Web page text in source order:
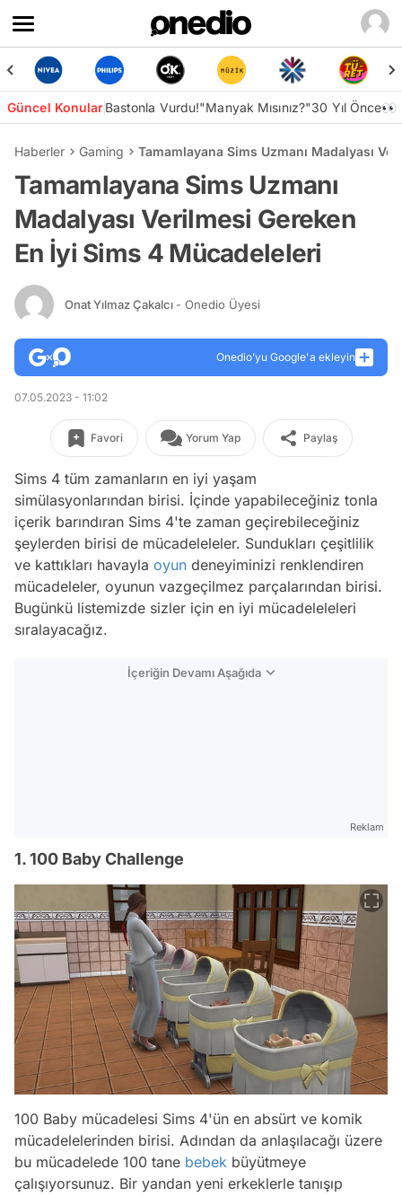
Güncel KonularBastonla Vurdu!"Manyak Mısınız?"30 Yıl Önce👀
Haberler Gaming Tamamlayana Sims Uzmanı Madalyası
Tamamlayana Sims Uzmanı
Madalyası Verilmesi Gereken
En İyi Sims 4 Mücadeleleri
Onat Yılmaz Çakalcı - Onedio Üyesi
Onedio’yu Google'a ekleyin
07.05.2023 - 11:02
Favori Yorum Yap Paylaş
Sims 4 tüm zamanların en iyi yaşam
simülasyonlarından birisi. İçinde yapabileceğiniz tonla
içerik barındıran Sims 4'te zaman geçirebileceğiniz
şeylerden birisi de mücadeleleler. Sundukları çeşitlilik
ve kattıkları havayla oyun deneyiminizi renklendiren
mücadeleler, oyunun vazgeçilmez parçalarından birisi.
Bugünkü listemizde sizler için en iyi mücadeleleleri
sıralayacağız.
İçeriğin Devamı Aşağıda
Reklam
1. 100 Baby Challenge
100 Baby mücadelesi Sims 4'ün en absürt ve komik
mücadelelerinden birisi. Adından da anlaşılacağı üzere
bu mücadelede 100 tane bebek büyütmeye
çalışıyorsunuz. Bir yandan yeni erkeklerle tanışıp